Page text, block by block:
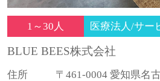
1～30人 医療法人/サー
BLUE BEES株式会社
住所
〒461-0004 愛知県名